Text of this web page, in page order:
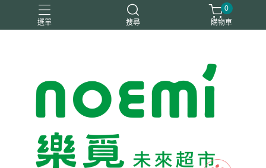
選單 搜尋
0
購物車